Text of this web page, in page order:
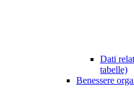
Dati
tabelle)
Benessere